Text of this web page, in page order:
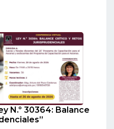
N.º 30364: Balance